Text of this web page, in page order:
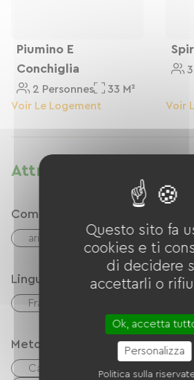
Piumino E
Conchiglia
2 Personnes
33 M²
Voir Le Logement
Voir
Attrezzature
Comfort
aria condizionata
Lingue
Français
Metodi di pagamento
Carta di credito
Questo sito fa
cookies e ti
di decidere
accettarli o
Ok, accetta
Personalizza
Politica sulla